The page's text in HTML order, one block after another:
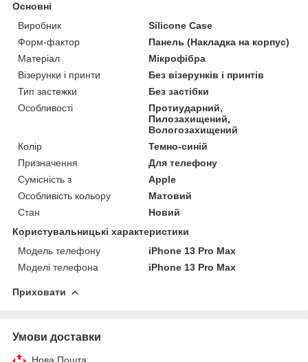
Основні
Виробник
Silicone Case
Форм-фактор
Панель (Накладка на корпус)
Матеріал
Мікрофібра
Візерунки і принти
Без візерунків і принтів
Тип застежки
Без застібки
Особливості
Протиударний,
Пилозахищений,
Вологозахищений
Колір
Темно-синій
Призначення
Для телефону
Сумісність з
Apple
Особливість кольору
Матовий
Стан
Новий
Користувальницькі характеристики
Модель телефону
iPhone 13 Pro Max
Моделі телефона
iPhone 13 Pro Max
Приховати
Умови доставки